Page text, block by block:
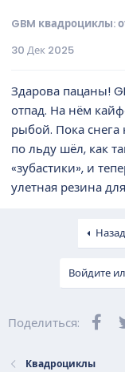
GBM квадроциклы:
30 Дек 2025
Здарова пацаны!
отпад. На нём
рыбой. Пока
по льду шёл, как
«зубастики», и
улетная резина
Назад
Войдите
Поделиться:
Квадроциклы